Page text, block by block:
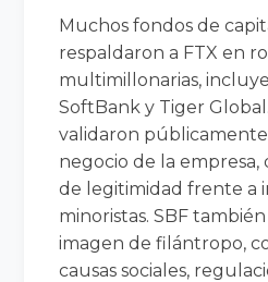
Muchos fondos de
respaldaron a FTX en
multimillonarias,
SoftBank y Tiger
validaron
negocio de la
de legitimidad frente a
minoristas. SBF
imagen de filántropo,
causas sociales,